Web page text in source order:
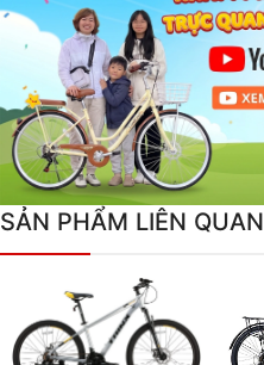
SẢN PHẨM LIÊN QUAN